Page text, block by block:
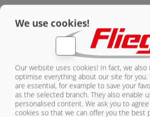
NOUS
CONTACTER
UN
UN
We use cookies!
Our website uses cookies! In fact, we
optimise everything about our site for
are essential, for example to save your
as the selected branch. They also enable
personalised content. We ask you to
cookies so that we can offer you the best